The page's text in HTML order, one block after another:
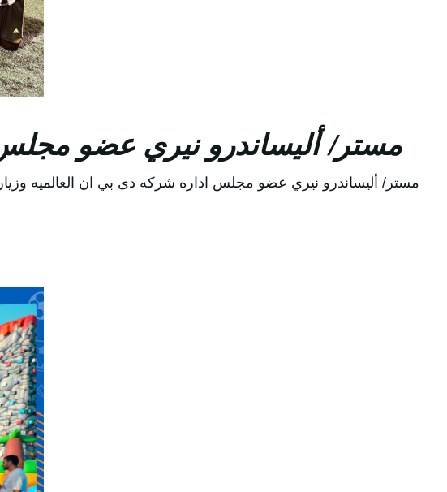
مستر/ أليساندرو نيري عضو مجلس
مستر/ أليساندرو نيري عضو مجلس اداره شركه دى بي ان العالميه وزيارته